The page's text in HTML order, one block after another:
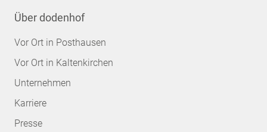
Über dodenhof
Vor Ort in Posthausen
Vor Ort in Kaltenkirchen
Unternehmen
Karriere
Presse